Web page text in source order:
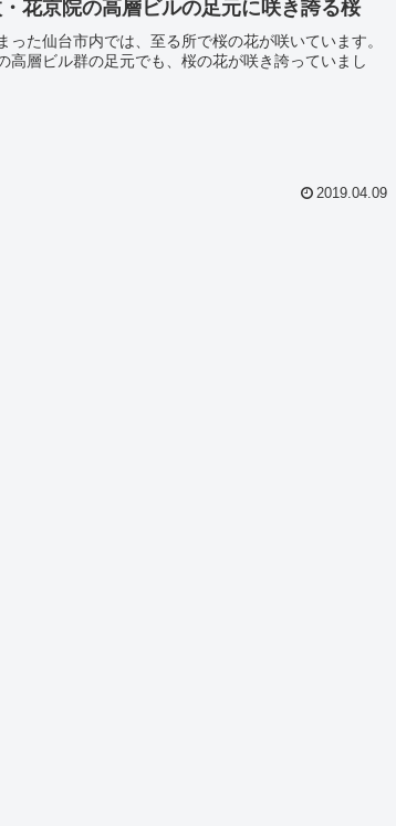
花京院の高層ビルの足元に咲き誇る桜
った仙台市内では、至る所で桜の花が咲いています。
高層ビル群の足元でも、桜の花が咲き誇っていまし
2019.04.09